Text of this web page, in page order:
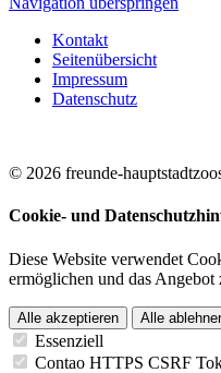
Kontakt
Seitenübersicht
Impressum
Datenschutz
© 2026 freunde-
Cookie- und
Diese Website verwendet
ermöglichen und das Angebot
Alle akzeptieren Alle
Essenziell
Contao HTTPS CSRF